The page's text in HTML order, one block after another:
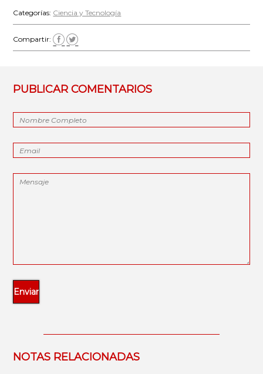
Categorías: Ciencia y Tecnología
Compartir:
PUBLICAR COMENTARIOS
NOTAS RELACIONADAS